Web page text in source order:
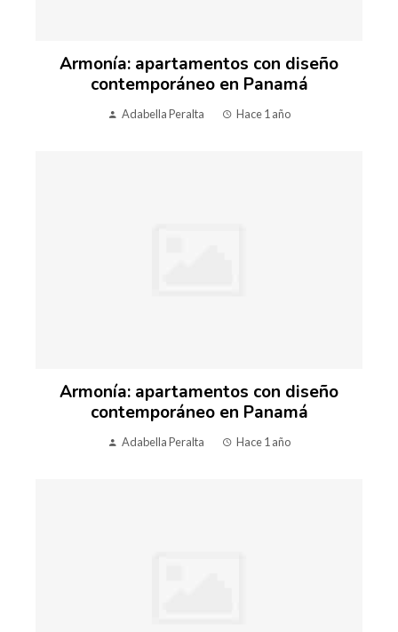
Armonía: apartamentos con diseño
contemporáneo en Panamá
Adabella Peralta Hace 1 año
Armonía: apartamentos con diseño
contemporáneo en Panamá
Adabella Peralta Hace 1 año